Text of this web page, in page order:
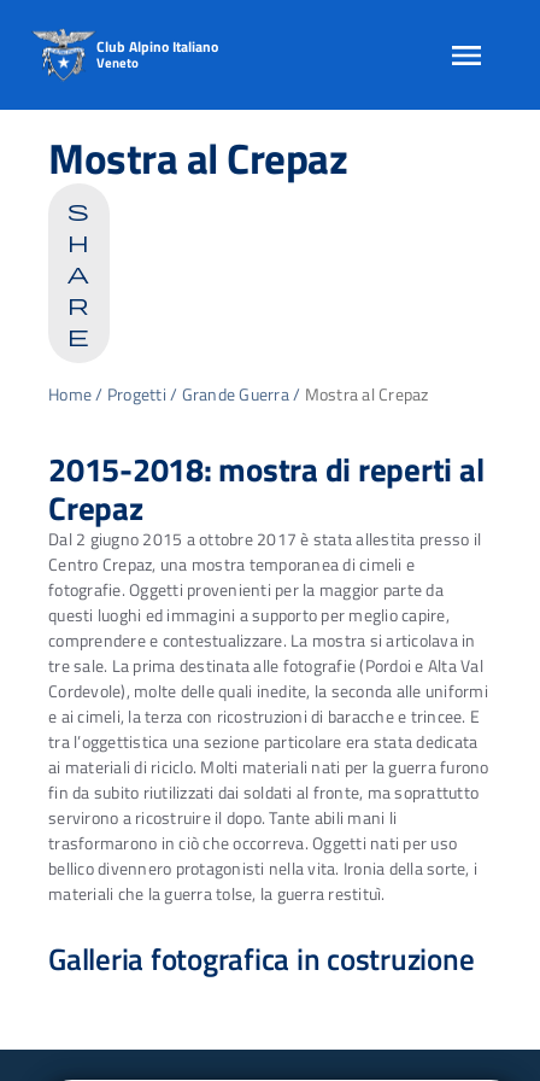
content
Club Alpino Italiano
Veneto
Mostra al Crepaz
s
h
a
r
e
Home/ Progetti/Grande Guerra/ Mostra al Crepaz
2015-2018: mostra di reperti al
Crepaz
Dal 2 giugno 2015 a ottobre 2017 è stata allestita presso il
Centro Crepaz, una mostra temporanea di cimeli e
fotografie. Oggetti provenienti per la maggior parte da
questi luoghi ed immagini a supporto per meglio capire,
comprendere e contestualizzare. La mostra si articolava in
tre sale. La prima destinata alle fotografie (Pordoi e Alta Val
Cordevole), molte delle quali inedite, la seconda alle uniformi
e ai cimeli, la terza con ricostruzioni di baracche e trincee. E
tra l’oggettistica una sezione particolare era stata dedicata
ai materiali di riciclo. Molti materiali nati per la guerra furono
fin da subito riutilizzati dai soldati al fronte, ma soprattutto
servirono a ricostruire il dopo. Tante abili mani li
trasformarono in ciò che occorreva. Oggetti nati per uso
bellico divennero protagonisti nella vita. Ironia della sorte, i
materiali che la guerra tolse, la guerra restituì.
Galleria fotografica in costruzione